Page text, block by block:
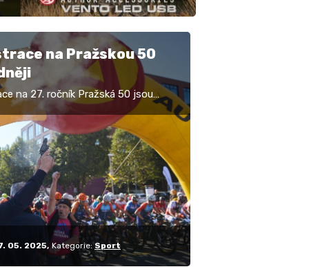
na Pražskou 50
na 27. ročník Pražská 50 jsou
Nejvýhodnější startovné do konce
Oblíbený cyklistický závod Pražská
05. 2025 Kategorie: Sport